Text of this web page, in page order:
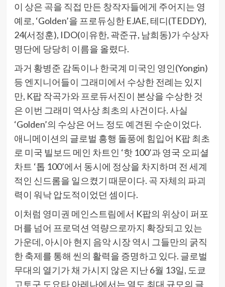
이 상은 곡을 직접 만든 창작자들에게 주어지는 영
예로, ‘Golden’을 프로듀싱한 EJAE, 테디(TEDDY),
24(서정훈), IDO(이유한, 곽준규, 남희동)가 수상자
명단에 당당히 이름을 올렸다.
과거 황병준 감독이나 한국계 미국인 영인(Yongin)
등 엔지니어들이 그래미에서 수상한 전례는 있지
만, K팝 작곡가와 프로듀서진이 본상을 수상한 것
은 이번 그래미 역사상 최초의 사건이다. 사실
‘Golden’의 수상은 어느 정도 예견된 수순이었다.
애니메이션의 글로벌 흥행 돌풍에 힘입어 K팝 최초
로 미국 빌보드 메인 차트인 ‘핫 100’과 영국 오피셜
차트 ‘톱 100’에서 동시에 정상을 차지하며 전 세계
적인 신드롬을 일으켰기 때문이다. 곡 자체의 파괴
력이 워낙 압도적이었던 셈이다.
이처럼 영미권 메인스트림에서 K팝의 위상이 퍼포
머를 넘어 프로덕션 역량으로까지 확장되고 있는
가운데, 아시아 현지 음악 시장 역시 그들만의 굵직
한 축제를 통해 씬의 활력을 증명하고 있다. 글로벌
무대의 열기가 채 가시지 않은 지난 6월 13일, 도쿄
고토구 도요타 아레나에서는 열도 최대 규모의 글